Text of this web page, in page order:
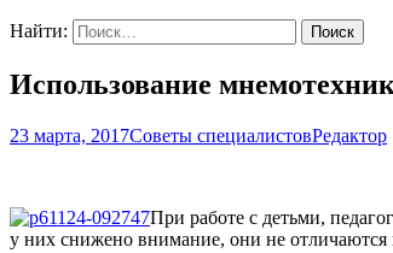
Найти:
Использование
23 марта, 2017Советы специалистовРедактор
При работе с детьми,
у них снижено внимание, они не отличаются